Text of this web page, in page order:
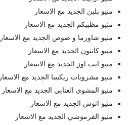
منيو بلبن الجديد مع الاسعار
منيو مظبيكم الجديد مع الاسعار
منيو شاورما و صوص الجديد مع الاسعار
منيو كانتون الجديد مع الاسعار
منيو ايت اوز الجديد مع الاسعار
منيو مشروبات ريكسا الجديد مع الاسعار
منيو المشوى العنابي الجديد مع الاسعار
منيو انوش الجديد مع الاسعار
منيو القرموشي الجديد مع الاسعار